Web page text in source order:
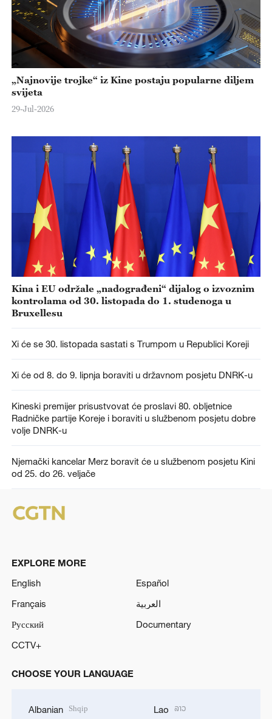
„Najnovije trojke“ iz Kine postaju popularne diljem
svijeta
29-Jul-2026
Kina i EU održale „nadograđeni“ dijalog o izvoznim
kontrolama od 30. listopada do 1. studenoga u
Bruxellesu
Xi će se 30. listopada sastati s Trumpom u Republici Koreji
Xi će od 8. do 9. lipnja boraviti u državnom posjetu DNRK-u
Kineski premijer prisustvovat će proslavi 80. obljetnice
Radničke partije Koreje i boraviti u službenom posjetu dobre
volje DNRK-u
Njemački kancelar Merz boravit će u službenom posjetu Kini
od 25. do 26. veljače
EXPLORE MORE
English
Español
Français
العربية
Русский
Documentary
CCTV+
CHOOSE YOUR LANGUAGE
Albanian Shqip Lao ລາວ